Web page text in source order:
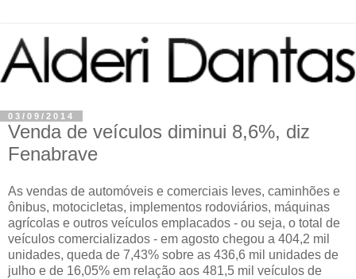
03/09/2014
Venda de veículos diminui 8,6%, diz
Fenabrave
As vendas de automóveis e comerciais leves, caminhões e
ônibus, motocicletas, implementos rodoviários, máquinas
agrícolas e outros veículos emplacados - ou seja, o total de
veículos comercializados - em agosto chegou a 404,2 mil
unidades, queda de 7,43% sobre as 436,6 mil unidades de
julho e de 16,05% em relação aos 481,5 mil veículos de